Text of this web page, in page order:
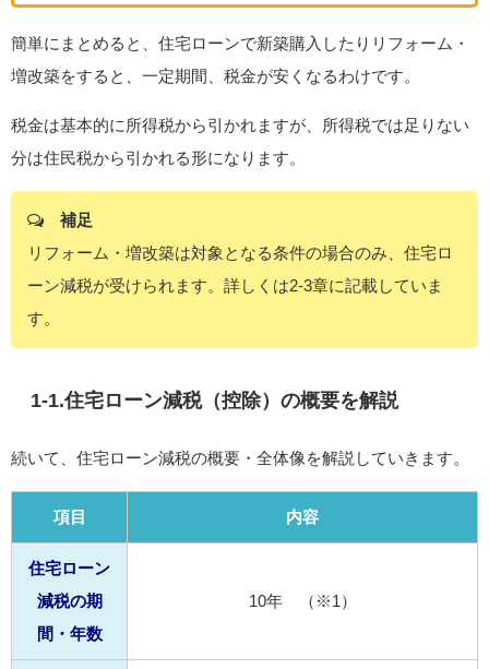
簡単にまとめると、住宅ローンで新築購入したりリフォーム・
増改築をすると、一定期間、税金が安くなるわけです。
税金は基本的に所得税から引かれますが、所得税では足りない
分は住民税から引かれる形になります。
補足
リフォーム・増改築は対象となる条件の場合のみ、住宅ロ
ーン減税が受けられます。詳しくは2-3章に記載していま
す。
1-1.住宅ローン減税（控除）の概要を解説
続いて、住宅ローン減税の概要・全体像を解説していきます。
項目 内容
住宅ローン
減税の期
間・年数
10年 （※1）